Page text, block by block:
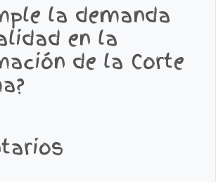
la demanda
en la
de la Corte